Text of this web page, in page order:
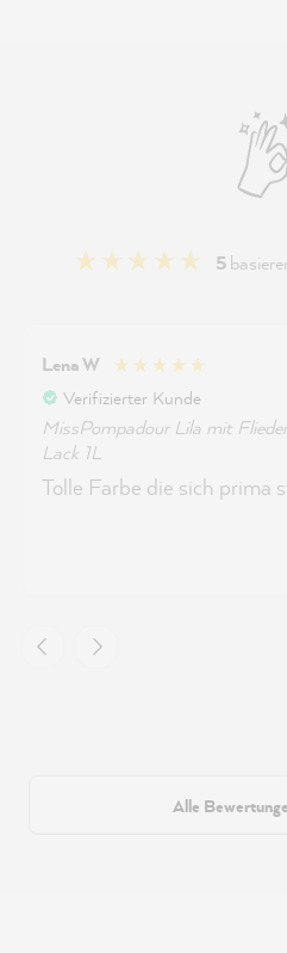
5
Lena W
Verifizierter Kunde
MissPompadour Lila mit
Lack 1L
Tolle Farbe die sich prima
Alle